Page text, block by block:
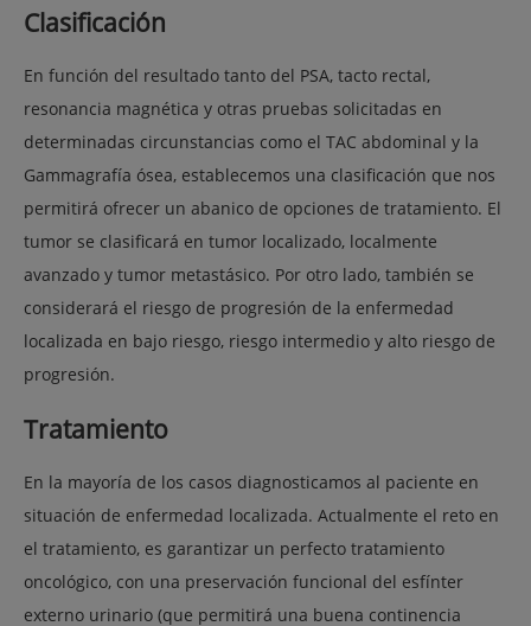
Clasificación
En función del resultado tanto del PSA, tacto rectal,
resonancia magnética y otras pruebas solicitadas en
determinadas circunstancias como el TAC abdominal y la
Gammagrafía ósea, establecemos una clasificación que nos
permitirá ofrecer un abanico de opciones de tratamiento. El
tumor se clasificará en tumor localizado, localmente
avanzado y tumor metastásico. Por otro lado, también se
considerará el riesgo de progresión de la enfermedad
localizada en bajo riesgo, riesgo intermedio y alto riesgo de
progresión.
Tratamiento
En la mayoría de los casos diagnosticamos al paciente en
situación de enfermedad localizada. Actualmente el reto en
el tratamiento, es garantizar un perfecto tratamiento
oncológico, con una preservación funcional del esfínter
externo urinario (que permitirá una buena continencia